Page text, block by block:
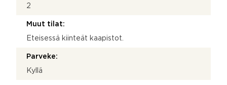
2
Muut tilat:
Eteisessä kiinteät kaapistot.
Parveke:
Kyllä